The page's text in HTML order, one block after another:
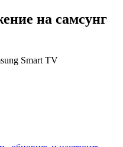
на самсунг
Smart TV